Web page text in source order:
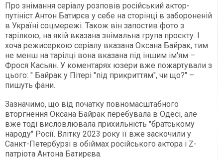
Про знімання серіалу розповів російський актор-
путініст Антон Батирєв у себе на сторінці в забороненій
в Україні соцмережі. Також він запостив фото з
тарілкою, на якій вказана знімальна група проєкту. І
хоча режисеркою серіалу вказана Оксана Байрак, тим
не менш на тарілці вона вказана під іншим ім'ям –
Фрося Касьян. У коментарях юзери вже пожартували з
цього: " Байрак у Пітері "під прикриттям", чи що?" –
пишуть фани.
Зазначимо, що від початку повномасштабного
вторгнення Оксана Байрак перебувала в Одесі, але
вже тоді висловлювала прихильність "братському
народу" Росії. Влітку 2023 року її вже заскочили у
Санкт-Петербурзі в обіймах російського актора і Z-
патріота Антона Батирєва.